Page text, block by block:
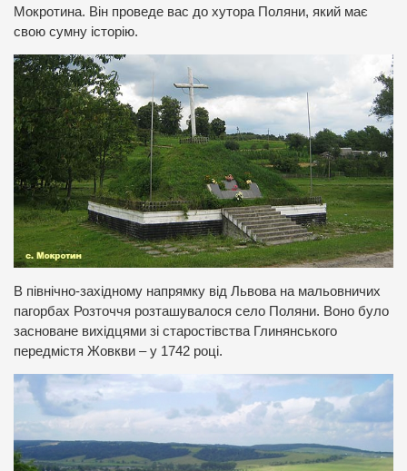
Мокротина. Він проведе вас до хутора Поляни, який має
свою сумну історію.
В північно-західному напрямку від Львова на мальовничих
пагорбах Розточчя розташувалося село Поляни. Воно було
засноване вихідцями зі старостівства Глинянського
передмістя Жовкви – у 1742 році.